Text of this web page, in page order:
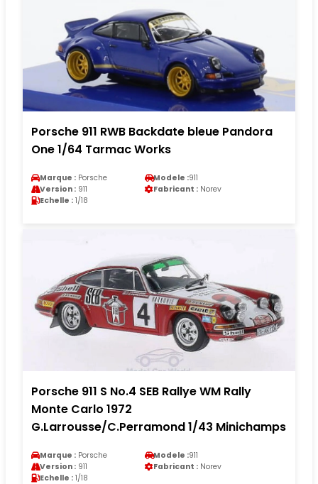
Porsche 911 RWB Backdate bleue Pandora
One 1/64 Tarmac Works
Marque : Porsche Modele :911
Version : 911 Fabricant : Norev
Echelle : 1/18
Porsche 911 S No.4 SEB Rallye WM Rally
Monte Carlo 1972
G.Larrousse/C.Perramond 1/43 Minichamps
Marque : Porsche Modele :911
Version : 911 Fabricant : Norev
Echelle : 1/18